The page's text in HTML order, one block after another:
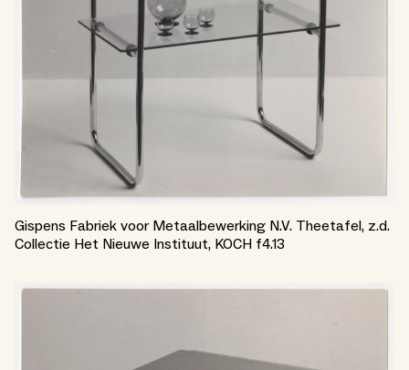
Gispens Fabriek voor Metaalbewerking N.V. Theetafel, z.d.
Collectie Het Nieuwe Instituut, KOCH f4.13